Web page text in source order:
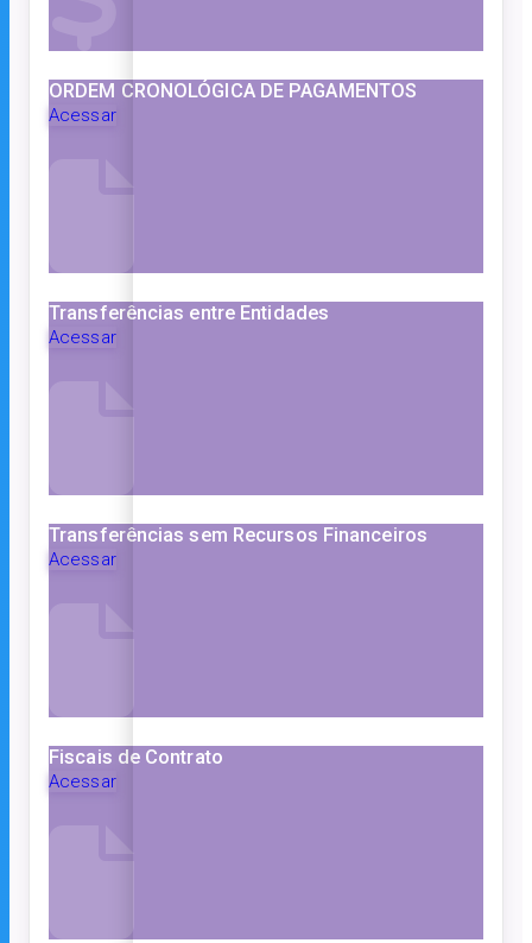
ORDEM CRONOLÓGICA DE PAGAMENTOS
Acessar
Transferências entre Entidades
Acessar
Transferências sem Recursos Financeiros
Acessar
Fiscais de Contrato
Acessar